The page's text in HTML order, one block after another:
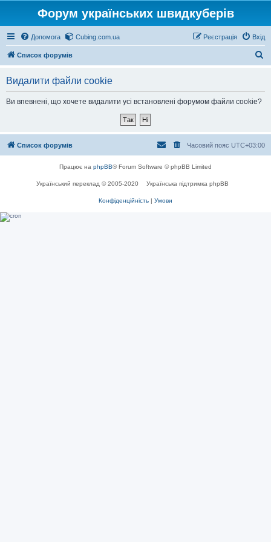
Форум українських швидкуберів
Допомога Cubing.com.ua Вхід
Реєстрація
Список форумів
Видалити файли cookie
Ви впевнені, що хочете видалити усі встановлені форумом файли cookie?
Список форумів Часовий пояс UTC+03:00
Працює на phpBB® Forum Software © phpBB Limited
Український переклад © 2005-2020 Українська підтримка phpBB
Конфіденційність | Умови